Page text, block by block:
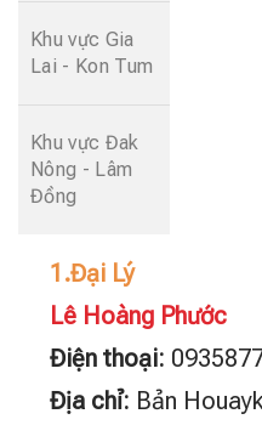
Khu vực Gia
Lai - Kon Tum
Khu vực Đak
Nông - Lâm
Đồng
1.Đại Lý
Lê Hoàng Phước
Điện thoại:
Địa chỉ: Bản